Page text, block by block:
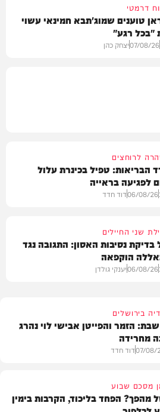
דרמטי
טוענים שמוג'תבא חמינאי עשוי
"בכל רגע"
07/08/26יצחק כהן
לרוחצים
הבריאות: טפיל בכינרת עלול
לפגיעה בראייה
06/08/26דוד חדד
שני החיילים
בדיקת נסיבות האסון: התגובה נגד
הוקפאה
06/08/26יענקי גולדן
בירושלים
הזמר והפייטן אבישי לוי נהרג
מחרידה
07/08/דוד חדד
מסכם שבוע
מהפך? הפחד בליכוד, הקרבות בימין